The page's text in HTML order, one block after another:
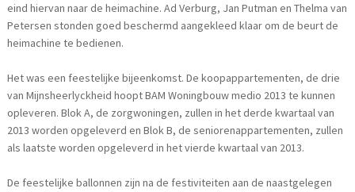
eind hiervan naar de heimachine. Ad Verburg, Jan Putman en Thelma van
Petersen stonden goed beschermd aangekleed klaar om de beurt de
heimachine te bedienen.
Het was een feestelijke bijeenkomst. De koopappartementen, de drie
van Mijnsheerlyckheid hoopt BAM Woningbouw medio 2013 te kunnen
opleveren. Blok A, de zorgwoningen, zullen in het derde kwartaal van
2013 worden opgeleverd en Blok B, de seniorenappartementen, zullen
als laatste worden opgeleverd in het vierde kwartaal van 2013.
De feestelijke ballonnen zijn na de festiviteiten aan de naastgelegen